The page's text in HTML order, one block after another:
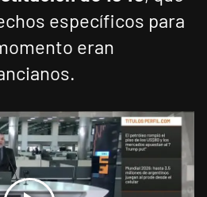
específicos para
eran